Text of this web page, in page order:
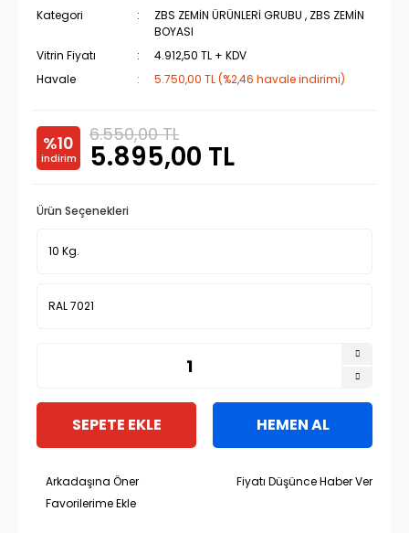
Kategori
ZBS ZEMİN ÜRÜNLERİ GRUBU , ZBS ZEMİN
BOYASI
Vitrin Fiyatı
4.912,50 TL + KDV
Havale
5.750,00 TL (%2,46 havale indirimi)
%10
indirim
6.550,00 TL
5.895,00 TL
Ürün Seçenekleri
SEPETE EKLE HEMEN AL
Arkadaşına Öner Fiyatı Düşünce Haber Ver